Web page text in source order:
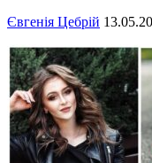
Євгенія Цебрій